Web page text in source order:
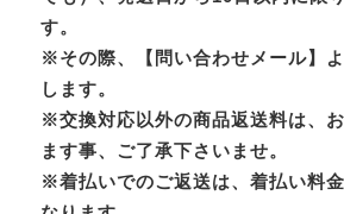
す。
※その際、【問い合わせメール】
します。
※交換対応以外の商品返送料は、
ます事、ご了承下さいませ。
※着払いでのご返送は、着払い料